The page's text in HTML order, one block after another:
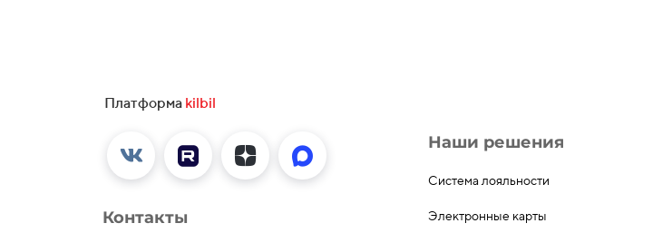
Платформа kilbil
Контакты
Наши решения
Система лояльности
Электронные карты